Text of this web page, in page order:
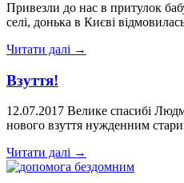
Привезли до нас в притулок
селі, донька в Києві
Читати далі →
Взуття!
12.07.2017 Велике спасибі
нового взуття нужденним
Читати далі →